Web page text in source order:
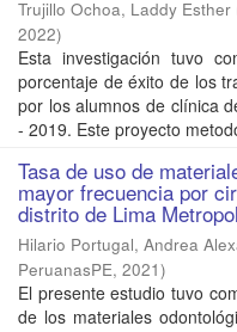
Trujillo Ochoa, Laddy Esther
2022)
Esta investigación tuvo
porcentaje de éxito de los
por los alumnos de clínica
- 2019. Este proyecto
Tasa de uso de
mayor frecuencia por
distrito de Lima
Hilario Portugal, Andrea
PeruanasPE, 2021)
El presente estudio tuvo
de los materiales